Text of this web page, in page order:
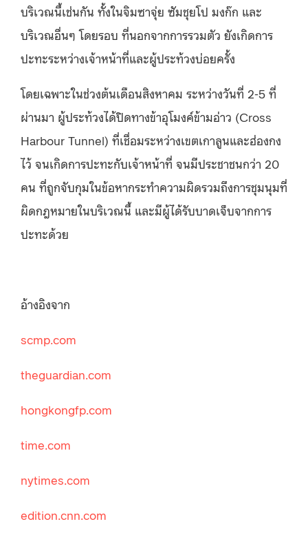
บริเวณนี้เช่นกัน ทั้งในจิมซาจุ่ย ซัมชุยโป มงก๊ก และ
บริเวณอื่นๆ โดยรอบ ที่นอกจากการรวมตัว ยังเกิดการ
ปะทะระหว่างเจ้าหน้าที่และผู้ประท้วงบ่อยครั้ง
โดยเฉพาะในช่วงต้นเดือนสิงหาคม ระหว่างวันที่ 2-5 ที่
ผ่านมา ผู้ประท้วงได้ปิดทางข้าอุโมงค์ข้ามอ่าว (Cross
Harbour Tunnel) ที่เชื่อมระหว่างเขตเกาลูนและฮ่องกง
ไว้ จนเกิดการปะทะกับเจ้าหน้าที่ จนมีประชาชนกว่า 20
คน ที่ถูกจับกุมในข้อหากระทำความผิดรวมถึงการชุมนุมที่
ผิดกฎหมายในบริเวณนี้ และมีผู้ได้รับบาดเจ็บจากการ
ปะทะด้วย
อ้างอิงจาก
scmp.com
theguardian.com
hongkongfp.com
time.com
nytimes.com
edition.cnn.com